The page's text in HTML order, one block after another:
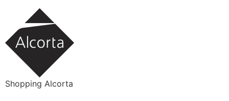
contenido
Shopping Alcorta